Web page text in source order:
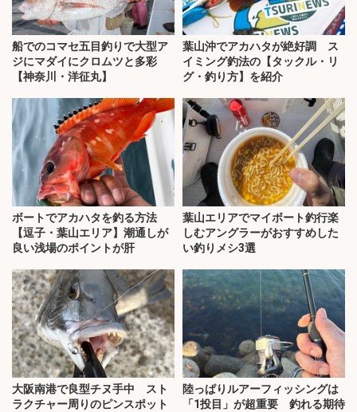
船でのコマセ五目釣りで大型ア
ジにマダイにクロムツと多彩
【神奈川・洋征丸】
葉山沖でアカハタが絶好調 ス
イミング釣法の【タックル・リ
グ・釣り方】を紹介
ボートでアカハタを釣る方法
【逗子・葉山エリア】潮通しが
良い浅場のポイントが肝
葉山エリアでマイボート釣行楽
しむアングラーがおすすめした
い釣りメシ3選
大阪南港で良型チヌ手中 スト
ラクチャー周りのピンスポット
陸っぱりルアーフィッシングは
「1投目」が超重要 釣れる期待